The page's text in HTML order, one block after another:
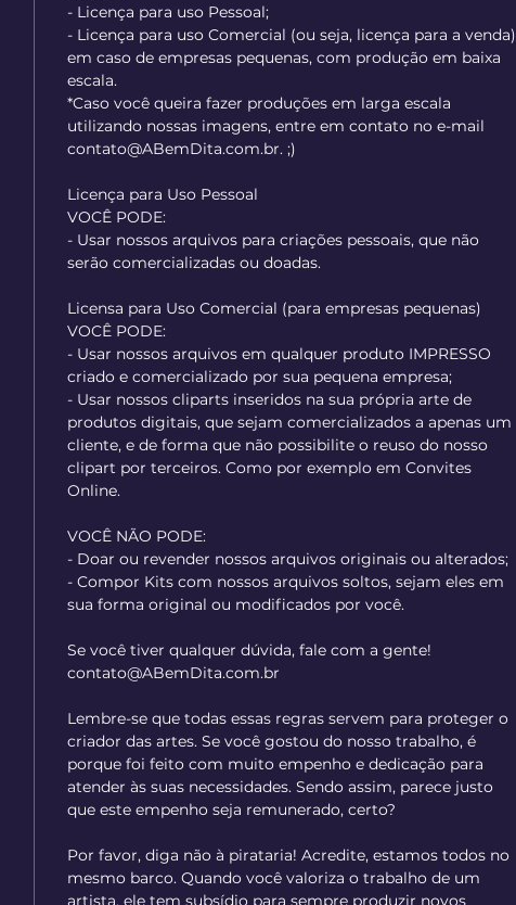
- Licença para uso Pessoal;
- Licença para uso Comercial (ou seja, licença para a venda)
em caso de empresas pequenas, com produção em baixa
escala.
*Caso você queira fazer produções em larga escala
utilizando nossas imagens, entre em contato no e-mail
contato@ABemDita.com.br. ;)
Licença para Uso Pessoal
VOCÊ PODE:
- Usar nossos arquivos para criações pessoais, que não
serão comercializadas ou doadas.
Licensa para Uso Comercial (para empresas pequenas)
VOCÊ PODE:
- Usar nossos arquivos em qualquer produto IMPRESSO
criado e comercializado por sua pequena empresa;
- Usar nossos cliparts inseridos na sua própria arte de
produtos digitais, que sejam comercializados a apenas um
cliente, e de forma que não possibilite o reuso do nosso
clipart por terceiros. Como por exemplo em Convites
Online.
VOCÊ NÃO PODE:
- Doar ou revender nossos arquivos originais ou alterados;
- Compor Kits com nossos arquivos soltos, sejam eles em
sua forma original ou modificados por você.
Se você tiver qualquer dúvida, fale com a gente!
contato@ABemDita.com.br
Lembre-se que todas essas regras servem para proteger o
criador das artes. Se você gostou do nosso trabalho, é
porque foi feito com muito empenho e dedicação para
atender às suas necessidades. Sendo assim, parece justo
que este empenho seja remunerado, certo?
Por favor, diga não à pirataria! Acredite, estamos todos no
mesmo barco. Quando você valoriza o trabalho de um
artista, ele tem subsídio para sempre produzir novos